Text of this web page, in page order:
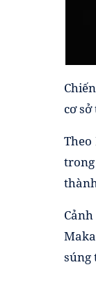
cơ
súng